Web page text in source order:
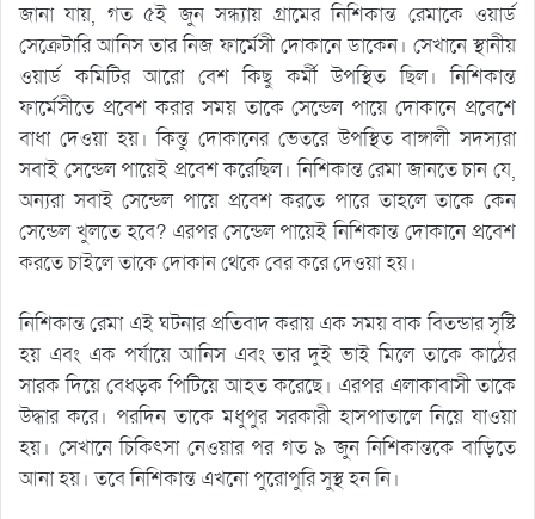
জানা যায়, গত ৫ই জুন সন্ধ্যায় গ্রামের নিশিকান্ত রেমাকে ওয়ার্ড
সেক্রেটারি আনিস তার নিজ ফার্মেসী দোকানে ডাকেন। সেখানে স্থানীয়
ওয়ার্ড কমিটির আরো বেশ কিছু কর্মী উপস্থিত ছিল। নিশিকান্ত
ফার্মেসীতে প্রবেশ করার সময় তাকে সেন্ডেল পায়ে দোকানে প্রবেশে
বাধা দেওয়া হয়। কিন্তু দোকানের ভেতরে উপস্থিত বাঙ্গালী সদস্যরা
সবাই সেন্ডেল পায়েই প্রবেশ করেছিল। নিশিকান্ত রেমা জানতে চান যে,
অন্যরা সবাই সেন্ডেল পায়ে প্রবেশ করতে পারে তাহলে তাকে কেন
সেন্ডেল খুলতে হবে? এরপর সেন্ডেল পায়েই নিশিকান্ত দোকানে প্রবেশ
করতে চাইলে তাকে দোকান থেকে বের করে দেওয়া হয়।
নিশিকান্ত রেমা এই ঘটনার প্রতিবাদ করায় এক সময় বাক বিতন্ডার সৃষ্টি
হয় এবং এক পর্যায়ে আনিস এবং তার দুই ভাই মিলে তাকে কাঠের
সারক দিয়ে বেধড়ক পিটিয়ে আহত করেছে। এরপর এলাকাবাসী তাকে
উদ্ধার করে। পরদিন তাকে মধুপুর সরকারী হাসপাতালে নিয়ে যাওয়া
হয়। সেখানে চিকিৎসা নেওয়ার পর গত ৯ জুন নিশিকান্তকে বাড়িতে
আনা হয়। তবে নিশিকান্ত এখনো পুরোপুরি সুস্থ হন নি।